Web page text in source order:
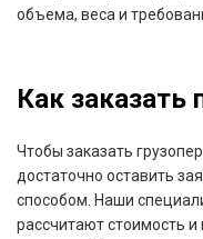
объема, веса и
Как заказать
Чтобы заказать
достаточно оставить
способом. Наши
рассчитают стоимость